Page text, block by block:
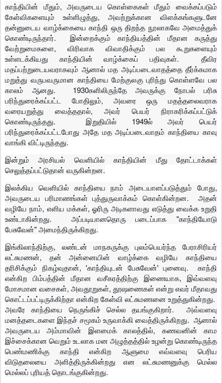
காந்தியின் மீதும், அவருடைய கொள்கைகள் மீதும் வைக்கப்படும்
கேள்விகளையும் உள்ளிழுத்து, அவற்றுக்கான விளக்கங்களுடனே
தன்னுடைய வாழ்க்கையை காந்தி ஒரு திறந்த நூலாகவே அமைத்துக்
கொண்டிருந்தார். இன்றைக்கும் காந்தியத்தின் மீதான கருத்து
வேற்றுமைகளை, விரிவாக விவாதிக்கும் பல கூறுகளையும்
உள்ளடக்கியது காந்தியின் வாழ்க்கைப் பதிவுகள். தீவிர
மதப்பற்றுடையவராகவும் ஆனால் மத அடிப்படைவாதத்தை தீர்க்கமாக
மறுத்து வருபவருமான காந்தியை மேற்குலகு புரிந்து கொள்ளவே பல
காலம் ஆனது. 1930களிலிருந்தே அவருக்கு நோபல் பரிசு
பரிந்துரைக்கப்பட்ட போதிலும், அவரை ஒரு மதத்தலைவராக
வரையறுத்து வைத்ததால், அவர் பெயர் நிராகரிக்கப்பட்டுக்
கொண்டிருந்தது. இறுதியில் 1949ல் அவர் பெயர்
பரிந்துரைக்கப்பட்டபோது அதே மத அடிப்படைவாதம் காந்தியை காவு
வாங்கி விட்டிருந்தது.
இன்றும் அரசியல் வெளியில் காந்தியின் மீது தோட்டாக்கள்
செலுத்தப்பட்டுதான் வருகின்றன.
இலக்கிய வெளியில் காந்தியை நாம் அடையாளப்படுத்தும் போது,
அவருடைய பரிமாணங்கள் புத்துருவாக்கம் கொள்கின்றன. அதன்
வழியே நாம், எளிய மக்கள், ஓரிரு அடிகளாவது எடுத்து வைக்க உறுதி
உண்டாகின்றது. அப்படியானதொரு படைப்பாக "காந்தியோடு
பேசுவேன்" அமைந்திருக்கிறது.
இங்கிலாந்திற்கு, லண்டன் மாநகருக்கு புலம்பெயர்ந்த பேராசிரியர்
லட்சுமணன், தன் அன்னையின் வாழ்க்கை வழியே காந்தியை
தரிசிக்கும் நிகழ்வுதான், 'காந்தியுடன் பேசுவேன்' புனைவு. காந்தி
என்கிற பிம்பத்தின் மீதான வசீகரத்திற்கு இணையாக, இவ்வளவு
மோசமான வசைகள், அவதூறுகள், தூஷணைகள் என்று எவர் மீதாவது
கொட்டப்பட்டிருக்கிற்தா என்கிற கேள்வி லட்சுமணனை உறுத்துகின்றது.
அவரே காந்தியை நெருங்கிச் செல்ல தயங்குகிறார். அவ்வளவு
மனத்தடைகளை இந்தச் சமூகம் உருவாக்கி வைத்திருக்கிறது. ஆனால்
அவருடைய அம்மாவின் இளமைக் காலத்தில், கணவனின் காம
இச்சைக்கான வெறும் உடலாக மன அழுத்தத்தில் உழன்று கொண்டிருந்த
பெண்மணிக்கு காந்தி என்கிற ஆளுமை எவ்வளவு பெரிய
விடுதலையை அளித்திருக்கின்றது என லட்சுமணனுக்கு மெல்ல
மெல்லப் புரியத் தொடங்குகின்றது.